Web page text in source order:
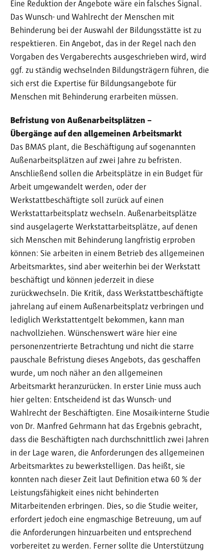
Eine Reduktion der Angebote wäre ein falsches Signal.
Das Wunsch- und Wahlrecht der Menschen mit
Behinderung bei der Auswahl der Bildungsstätte ist zu
respektieren. Ein Angebot, das in der Regel nach den
Vorgaben des Vergaberechts ausgeschrieben wird, wird
ggf. zu ständig wechselnden Bildungsträgern führen, die
sich erst die Expertise für Bildungsangebote für
Menschen mit Behinderung erarbeiten müssen.
Befristung von Außenarbeitsplätzen −
Übergänge auf den allgemeinen Arbeitsmarkt
Das BMAS plant, die Beschäftigung auf sogenannten
Außenarbeitsplätzen auf zwei Jahre zu befristen.
Anschließend sollen die Arbeitsplätze in ein Budget für
Arbeit umgewandelt werden, oder der
Werkstattbeschäftigte soll zurück auf einen
Werkstattarbeitsplatz wechseln. Außenarbeitsplätze
sind ausgelagerte Werkstattarbeitsplätze, auf denen
sich Menschen mit Behinderung langfristig erproben
können: Sie arbeiten in einem Betrieb des allgemeinen
Arbeitsmarktes, sind aber weiterhin bei der Werkstatt
beschäftigt und können jederzeit in diese
zurückwechseln. Die Kritik, dass Werkstattbeschäftigte
jahrelang auf einem Außenarbeitsplatz verbringen und
lediglich Werkstattentgelt bekommen, kann man
nachvollziehen. Wünschenswert wäre hier eine
personenzentrierte Betrachtung und nicht die starre
pauschale Befristung dieses Angebots, das geschaffen
wurde, um noch näher an den allgemeinen
Arbeitsmarkt heranzurücken. In erster Linie muss auch
hier gelten: Entscheidend ist das Wunsch- und
Wahlrecht der Beschäftigten. Eine Mosaik-interne Studie
von Dr. Manfred Gehrmann hat das Ergebnis gebracht,
dass die Beschäftigten nach durchschnittlich zwei Jahren
in der Lage waren, die Anforderungen des allgemeinen
Arbeitsmarktes zu bewerkstelligen. Das heißt, sie
konnten nach dieser Zeit laut Definition etwa 60 % der
Leistungsfähigkeit eines nicht behinderten
Mitarbeitenden erbringen. Dies, so die Studie weiter,
erfordert jedoch eine engmaschige Betreuung, um auf
die Anforderungen hinzuarbeiten und entsprechend
vorbereitet zu werden. Ferner sollte die Unterstützung